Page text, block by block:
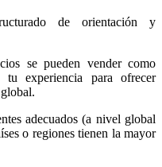
de orientación y
se pueden vender como
experiencia para ofrecer
adecuados (a nivel global
o regiones tienen la mayor